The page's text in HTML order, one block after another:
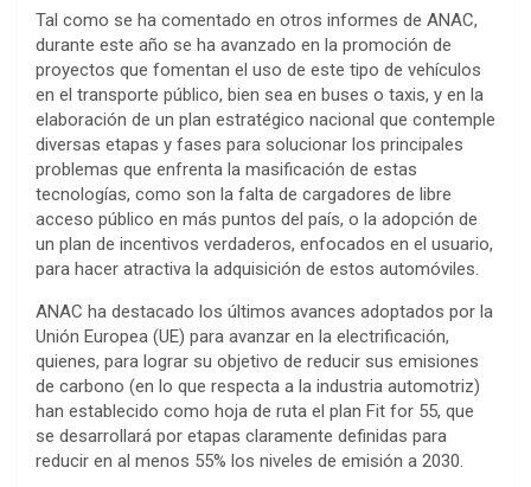
Tal como se ha comentado en otros informes de ANAC,
durante este año se ha avanzado en la promoción de
proyectos que fomentan el uso de este tipo de vehículos
en el transporte público, bien sea en buses o taxis, y en la
elaboración de un plan estratégico nacional que contemple
diversas etapas y fases para solucionar los principales
problemas que enfrenta la masificación de estas
tecnologías, como son la falta de cargadores de libre
acceso público en más puntos del país, o la adopción de
un plan de incentivos verdaderos, enfocados en el usuario,
para hacer atractiva la adquisición de estos automóviles.
ANAC ha destacado los últimos avances adoptados por la
Unión Europea (UE) para avanzar en la electrificación,
quienes, para lograr su objetivo de reducir sus emisiones
de carbono (en lo que respecta a la industria automotriz)
han establecido como hoja de ruta el plan Fit for 55, que
se desarrollará por etapas claramente definidas para
reducir en al menos 55% los niveles de emisión a 2030.